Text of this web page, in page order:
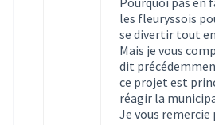
les fleuryssois
se divertir tout
Mais je vous
dit
ce projet est
réagir la
Je vous